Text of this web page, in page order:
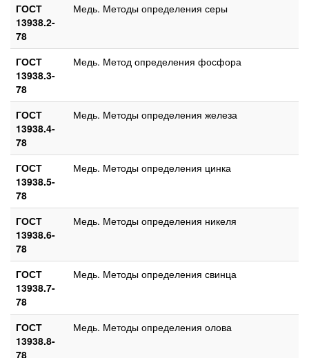
ГОСТ
13938.2-
78
Медь. Методы определения серы
ГОСТ
13938.3-
78
Медь. Метод определения фосфора
ГОСТ
13938.4-
78
Медь. Методы определения железа
ГОСТ
13938.5-
78
Медь. Методы определения цинка
ГОСТ
13938.6-
78
Медь. Методы определения никеля
ГОСТ
13938.7-
78
Медь. Методы определения свинца
ГОСТ
13938.8-
78
Медь. Методы определения олова